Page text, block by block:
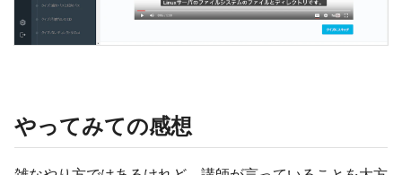
やってみての感想